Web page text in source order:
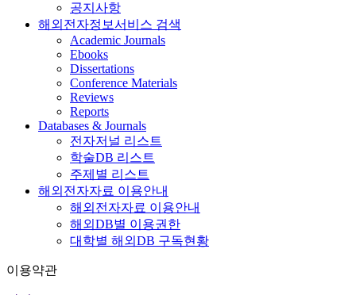
공지사항
해외전자정보서비스 검색
Academic Journals
Ebooks
Dissertations
Conference Materials
Reviews
Reports
Databases & Journals
전자저널 리스트
학술DB 리스트
주제별 리스트
해외전자자료 이용안내
해외전자자료 이용안내
해외DB별 이용권한
대학별 해외DB 구독현황
이용약관